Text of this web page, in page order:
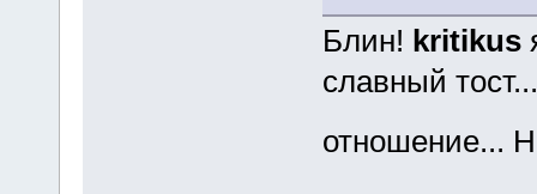
Блин! kritikus
славный
отношение...